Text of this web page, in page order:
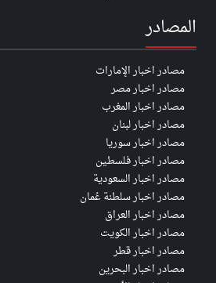
المصادر
مصادر اخبار الإمارات
مصادر اخبار مصر
مصادر اخبار المغرب
مصادر اخبار لبنان
مصادر اخبار سوريا
مصادر اخبار فلسطين
مصادر اخبار السعودية
مصادر اخبار سلطنة عُمان
مصادر اخبار العراق
مصادر اخبار الكويت
مصادر اخبار قطر
مصادر اخبار البحرين